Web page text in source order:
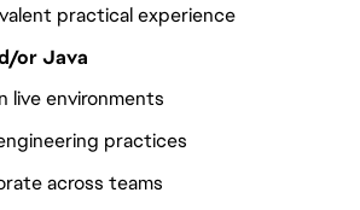
practical experience
or Java
live environments
practices
across teams